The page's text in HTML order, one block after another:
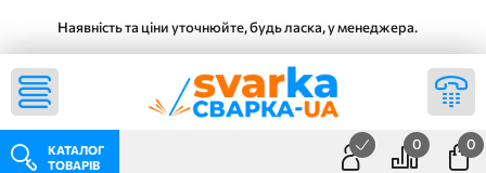
Наявність та ціни уточнюйте, будь ласка, у менеджера.
КАТАЛОГ
ТОВАРІВ
0 0